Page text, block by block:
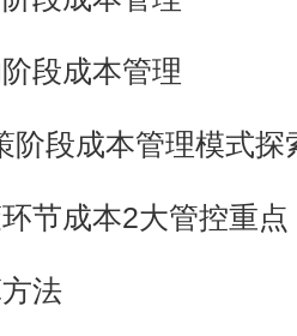
段成本管理
段成本管理模式探
成本2大管控重点
法